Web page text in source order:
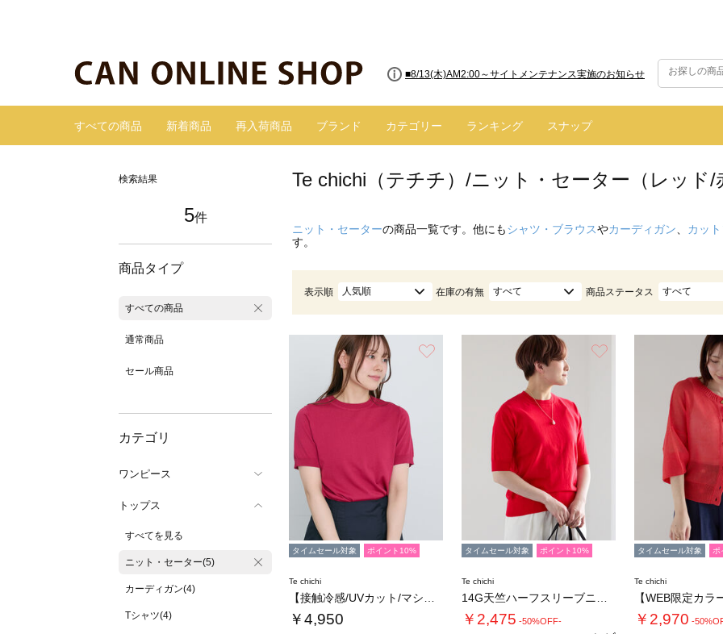
■8/13(木)AM2:00～サイトメンテナンス実施のお知らせ
すべての商品 新着商品 再入荷商品 ブランド カテゴリー ランキング スナップ
検索結果
5件
商品タイプ
すべての商品
通常商品
セール商品
カテゴリ
ワンピース
トップス
すべてを見る
ニット・セーター(5)
カーディガン(4)
Tシャツ(4)
Te chichi（テチチ）/ニット・セーター（レッド/
ニット・セーターの商品一覧です。他にもシャツ・ブラウスやカーディガン カッ
す。
表示順 人気順 在庫の有無 すべて 商品ステータス すべて
タイムセール対象 ポイント10%
Te chichi
￥4,950
タイムセール対象 ポイント10%
Te chichi
￥2,475 -50%OFF-
タイムセール対象 ポ
Te chichi
￥2,970 -